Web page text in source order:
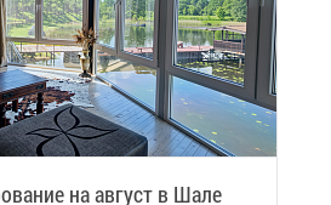
на ав­густ в Ша­ле